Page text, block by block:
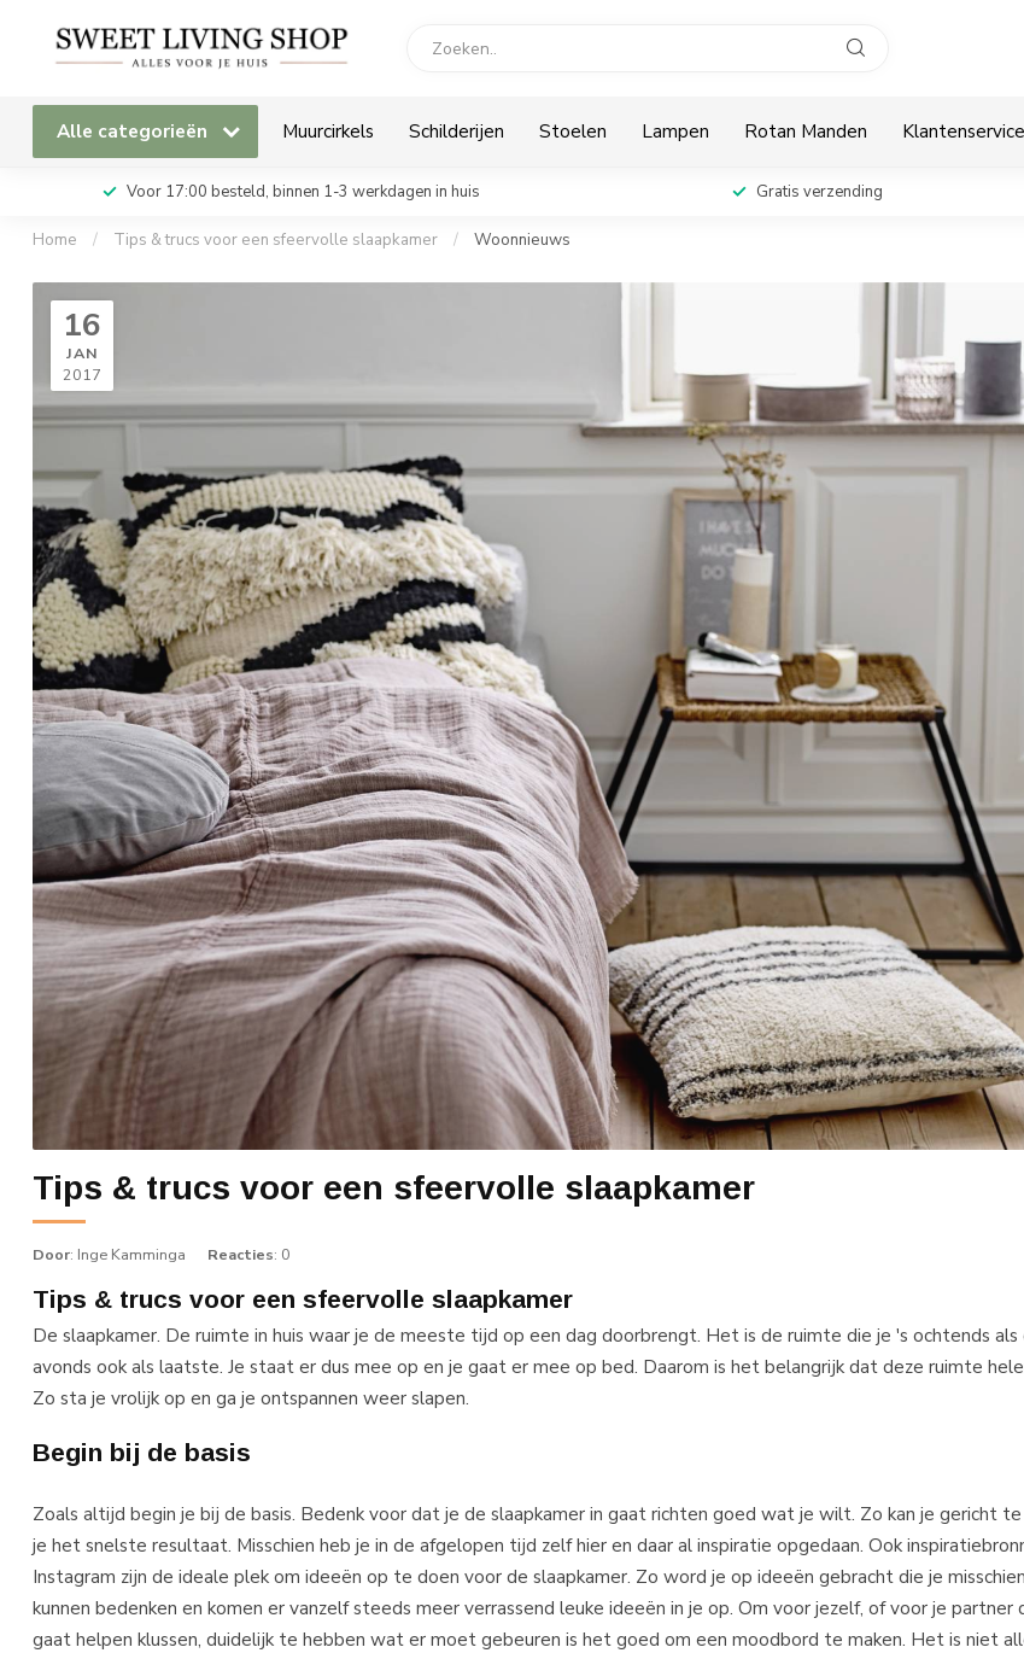
Alle categorieën Muurcirkels Schilderijen Stoelen Lampen Rotan Manden Klantenservice
Voor 17:00 besteld, binnen 1-3 werkdagen in huis Gratis verzending
Home / Tips & trucs voor een sfeervolle slaapkamer / Woonnieuws
16
JAN
2017
Tips & trucs voor een sfeervolle slaapkamer
Door: Inge Kamminga Reacties: 0
Tips & trucs voor een sfeervolle slaapkamer
De slaapkamer. De ruimte in huis waar je de meeste tijd op een dag doorbrengt. Het is de ruimte die je 's ochtends
avonds ook als laatste. Je staat er dus mee op en je gaat er mee op bed. Daarom is het belangrijk dat deze ruimte
Zo sta je vrolijk op en ga je ontspannen weer slapen.
Begin bij de basis
Zoals altijd begin je bij de basis. Bedenk voor dat je de slaapkamer in gaat richten goed wat je wilt. Zo kan je gericht
je het snelste resultaat. Misschien heb je in de afgelopen tijd zelf hier en daar al inspiratie opgedaan. Ook
Instagram zijn de ideale plek om ideeën op te doen voor de slaapkamer. Zo word je op ideeën gebracht die je
kunnen bedenken en komen er vanzelf steeds meer verrassend leuke ideeën in je op. Om voor jezelf, of voor je partner
gaat helpen klussen, duidelijk te hebben wat er moet gebeuren is het goed om een moodbord te maken. Het is niet